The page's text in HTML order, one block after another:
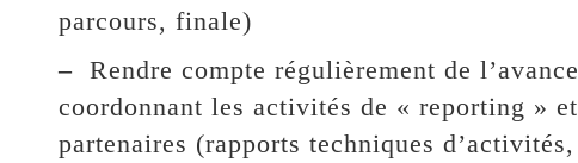
parcours, finale)
–Rendre compte régulièrement de
coordonnant les activités de « reporting »
partenaires (rapports techniques